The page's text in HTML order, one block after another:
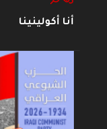
أنا أكولينينا